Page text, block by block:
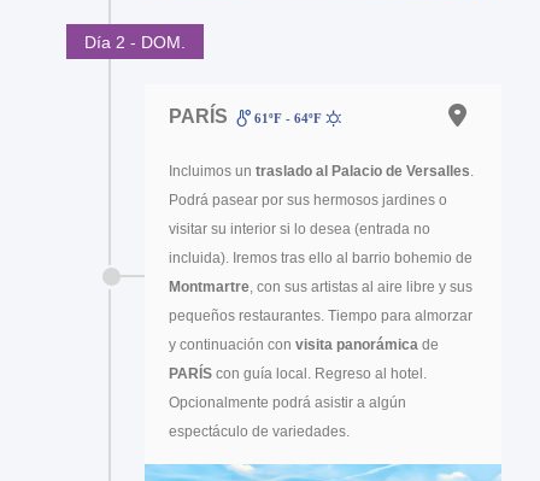
Día 2 - DOM.
PARÍS 61ºF - 64ºF
Incluimos un traslado al Palacio de Versalles.
Podrá pasear por sus hermosos jardines o
visitar su interior si lo desea (entrada no
incluida). Iremos tras ello al barrio bohemio de
Montmartre, con sus artistas al aire libre y sus
pequeños restaurantes. Tiempo para almorzar
y continuación con visita panorámica de
PARÍS con guía local. Regreso al hotel.
Opcionalmente podrá asistir a algún
espectáculo de variedades.